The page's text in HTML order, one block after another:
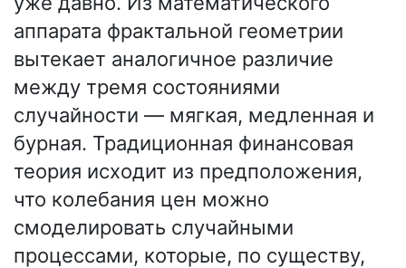
аппарата фрактальной геометрии
вытекает аналогичное различие
между тремя состояниями
случайности — мягкая, медленная и
бурная. Традиционная финансовая
теория исходит из предположения,
что колебания цен можно
смоделировать случайными
процессами, которые, по существу,